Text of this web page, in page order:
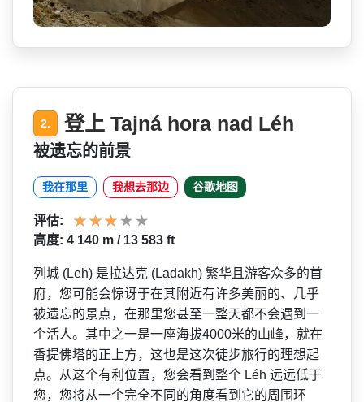
2. 登上 Tajná hora nad Léh
被遗忘的前景
我在那里 我想去那边 谷歌地图
评估:
高度: 4 140 m / 13 583 ft
列城 (Leh) 是拉达克 (Ladakh) 繁华且游客众多的首
府，您可­能会惊讶于在其附近有许多美丽的、几乎
被遗忘的景点­，在那里您甚至一整天都不会遇到一
个活人。其中之一­是一座海拔4000米的山峰，就在
香提佛塔的正上方­，这也是这次徒步旅行的理想起
点。从这个有利位置，­您会看到整个 Léh 远远低于
您，您将从一个完全­不同的角度看到它的周围环